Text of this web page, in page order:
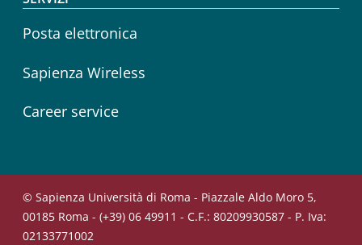
Posta elettronica
Sapienza Wireless
Career service
© Sapienza Università di Roma - Piazzale Aldo Moro 5,
00185 Roma - (+39) 06 49911 - C.F.: 80209930587 - P. Iva:
02133771002